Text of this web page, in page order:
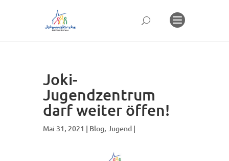
Joki-
Jugendzentrum
darf weiter öffen!
Mai 31, 2021 | Blog, Jugend |